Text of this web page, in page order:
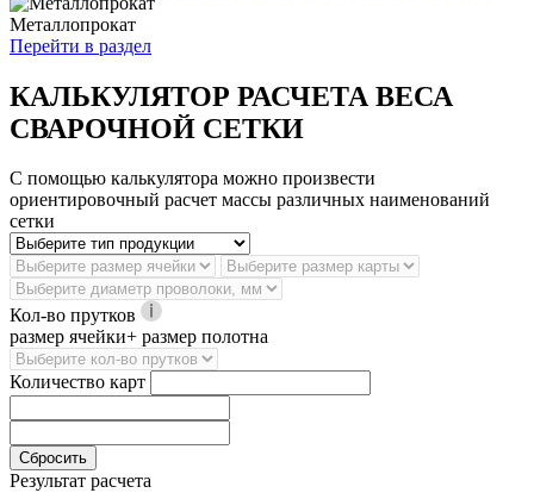
Металлопрокат
Перейти в раздел
КАЛЬКУЛЯТОР РАСЧЕТА ВЕСА
СВАРОЧНОЙ СЕТКИ
С помощью калькулятора можно произвести
ориентировочный расчет массы различных наименований
сетки
Кол-во прутков
размер ячейки+ размер полотна
Количество карт
Сбросить
Результат расчета